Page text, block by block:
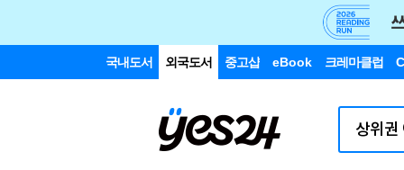
국내도서 외국도서 중고샵 eBook 크레마클럽